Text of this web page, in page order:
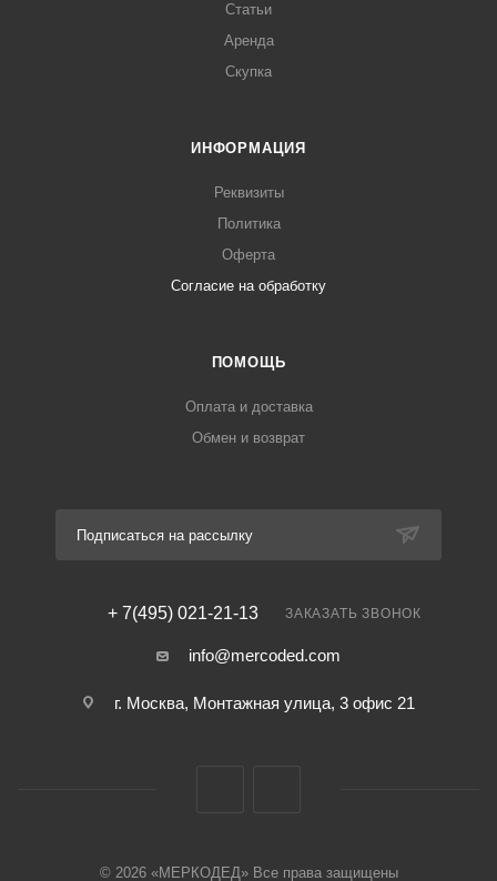
Статьи
Аренда
Скупка
ИНФОРМАЦИЯ
Реквизиты
Политика
Оферта
Согласие на обработку
ПОМОЩЬ
Оплата и доставка
Обмен и возврат
Подписаться на рассылку
+ 7(495) 021-21-13 ЗАКАЗАТЬ ЗВОНОК
info@mercoded.com
г. Москва, Монтажная улица, 3 офис 21
© 2026 «МЕРКОДЕД» Все права защищены